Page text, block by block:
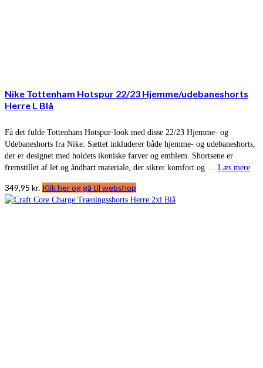
Nike Tottenham Hotspur 22/23 Hjemme/udebaneshorts
Herre L Blå
Få det fulde Tottenham Hotspur-look med disse 22/23 Hjemme- og
Udebaneshorts fra Nike. Sættet inkluderer både hjemme- og udebaneshorts,
der er designet med holdets ikoniske farver og emblem. Shortsene er
fremstillet af let og åndbart materiale, der sikrer komfort og … Læs mere
349,95 kr. Klik her og gå til webshop